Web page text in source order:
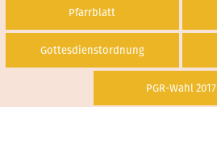
Pfarrblatt
Gottesdienstordnung
PGR-Wahl 2017